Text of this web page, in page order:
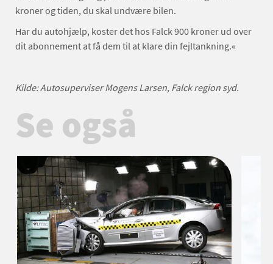
kroner og tiden, du skal undvære bilen.
Har du autohjælp, koster det hos Falck 900 kroner ud over
dit abonnement at få dem til at klare din fejltankning.«
Kilde: Autosuperviser Mogens Larsen, Falck region syd.
Se også